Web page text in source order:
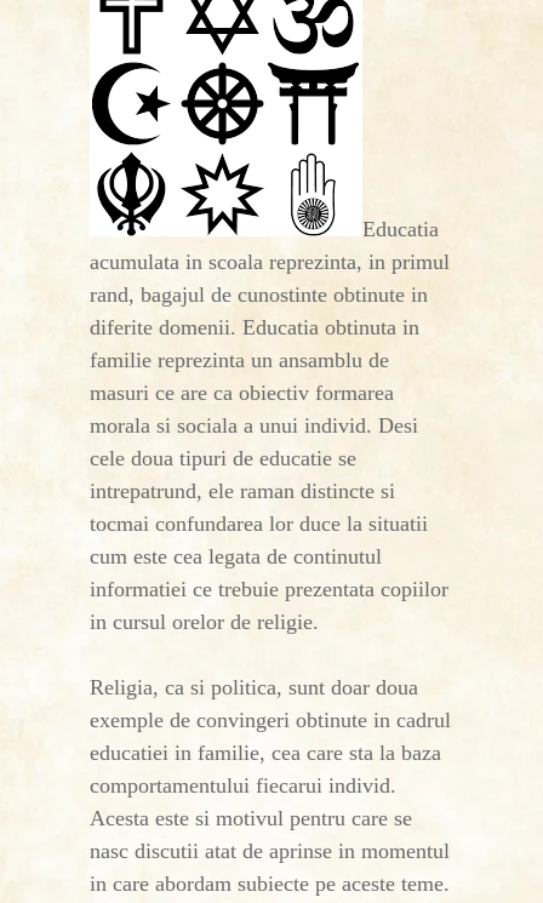
Educatia
acumulata in scoala reprezinta, in primul
rand, bagajul de cunostinte obtinute in
diferite domenii. Educatia obtinuta in
familie reprezinta un ansamblu de
masuri ce are ca obiectiv formarea
morala si sociala a unui individ. Desi
cele doua tipuri de educatie se
intrepatrund, ele raman distincte si
tocmai confundarea lor duce la situatii
cum este cea legata de continutul
informatiei ce trebuie prezentata copiilor
in cursul orelor de religie.
Religia, ca si politica, sunt doar doua
exemple de convingeri obtinute in cadrul
educatiei in familie, cea care sta la baza
comportamentului fiecarui individ.
Acesta este si motivul pentru care se
nasc discutii atat de aprinse in momentul
in care abordam subiecte pe aceste teme.